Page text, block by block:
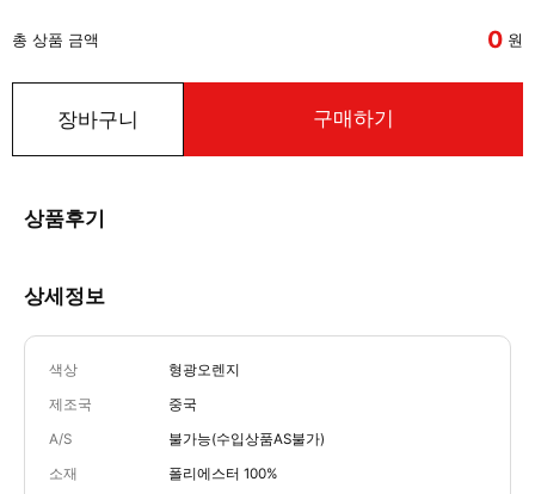
총 상품 금액 0 원
장바구니 구매하기
상품후기
상세정보
색상 형광오렌지
제조국 중국
A/S 불가능(수입상품AS불가)
소재 폴리에스터 100%